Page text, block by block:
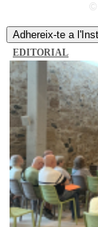
Adhereix-te a
EDITORIAL